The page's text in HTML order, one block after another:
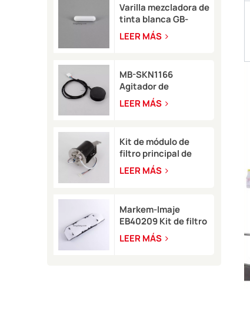
Varilla mezcladora de
tinta blanca GB-
SKN0946 8*35 para
impresora de
LEER MÁS
MB-SKN1166
Agitador de
pigmento Rottweil
para tipo M/R
LEER MÁS
Kit de módulo de
filtro principal de
tinta blanca
EB49406 con sensor
LEER MÁS
Markem-Imaje
EB40209 Kit de filtro
de aire de circuito
para impresora de
LEER MÁS